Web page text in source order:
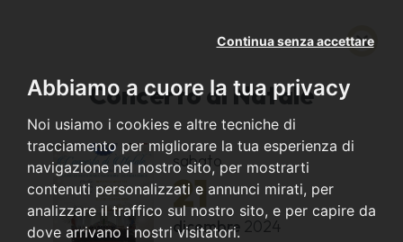
Abbiamo a cuore la tua privacy
Noi usiamo i cookies e altre tecniche di
tracciamento per migliorare la tua esperienza di
navigazione nel nostro sito, per mostrarti
contenuti personalizzati e annunci mirati, per
analizzare il traffico sul nostro sito, e per capire da
dove arrivano i nostri visitatori.
Continua senza accettare
Concerto di Natale
sabato
21
dicembre 2024